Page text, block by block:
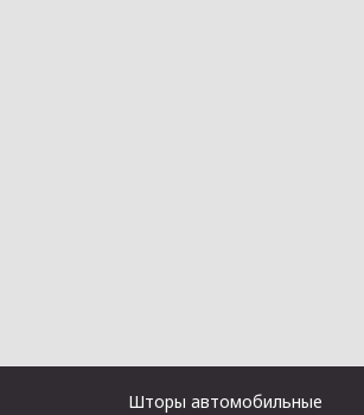
Шторы автомобильные